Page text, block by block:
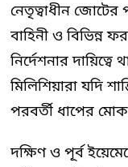
নেতৃত্বাধীন
বাহিনী ও বিভিন্ন
নির্দেশনার
মিলিশিয়ারা যদি
পরবর্তী ধাপের
দক্ষিণ ও পূর্ব